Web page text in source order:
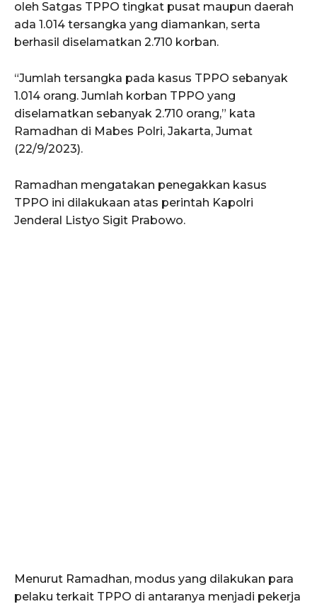
oleh Satgas TPPO tingkat pusat maupun daerah
ada 1.014 tersangka yang diamankan, serta
berhasil diselamatkan 2.710 korban.
“Jumlah tersangka pada kasus TPPO sebanyak
1.014 orang. Jumlah korban TPPO yang
diselamatkan sebanyak 2.710 orang,” kata
Ramadhan di Mabes Polri, Jakarta, Jumat
(22/9/2023).
Ramadhan mengatakan penegakkan kasus
TPPO ini dilakukaan atas perintah Kapolri
Jenderal Listyo Sigit Prabowo.
Menurut Ramadhan, modus yang dilakukan para
pelaku terkait TPPO di antaranya menjadi pekerja